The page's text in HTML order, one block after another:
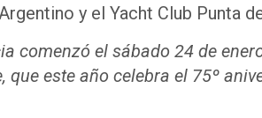
y el Yacht Club Punta
comenzó el sábado 24 de
que este año celebra el 75º